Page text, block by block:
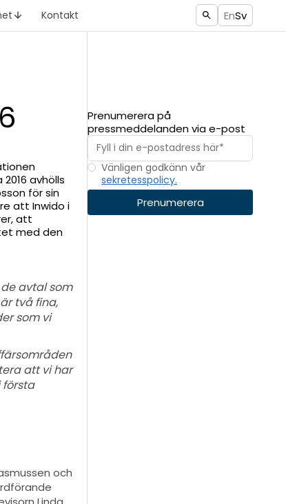
Kontakt EnSv
avhölls
för sin
att Inwido i
att
med den
avtal som
två fina,
som vi
att vi har
första
och
Prenumerera på
pressmeddelanden via e-post
Vänligen godkänn vår
sekretesspolicy.